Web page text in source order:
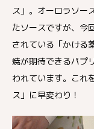
ス」。オーロラソー
たソースですが、今
されている「かける
焼が期待できるパプ
われています。これ
ス」に早変わり！